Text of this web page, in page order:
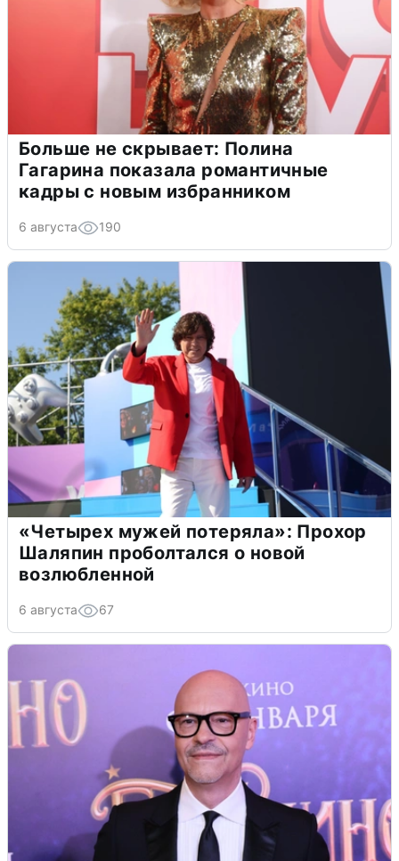
Больше не скрывает: Полина
Гагарина показала романтичные
кадры с новым избранником
6 августа 190
«Четырех мужей потеряла»: Прохор
Шаляпин проболтался о новой
возлюбленной
6 августа 67